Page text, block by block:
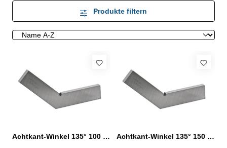
Produkte filtern
Achtkant-Winkel 135° 100 x 100 mm DIN 875/2
Achtkant-Winkel 135° 150 x 150 mm DIN 875/2